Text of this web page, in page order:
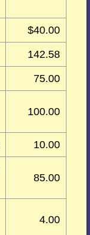
$40.00
142.58
75.00
100.00
10.00
85.00
4.00